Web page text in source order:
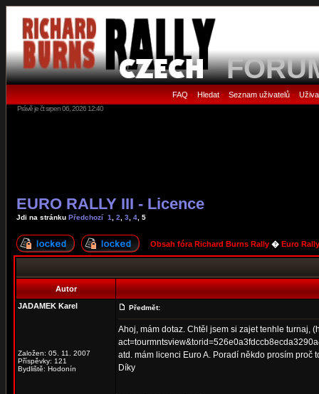
FAQ • Hledat• Seznam uživatelů•
Právě je čt srpen 06, 2026 12:40
EURO RALLY III - Licence
Jdi na stránku Předchozí 1 2 3 4 5
Obsah fóra Richard Burns Rally � Euro
Autor
JADAMEK Karel
Založen: 05. 11. 2007
Příspěvky: 121
Bydliště: Hodonín
Předmět:
Ahoj, mám dotaz. Chtěl jsem si zajet tenhle turnaj,
atd. mám licenci Euro A. Poradí někdo prosím proč
Díky